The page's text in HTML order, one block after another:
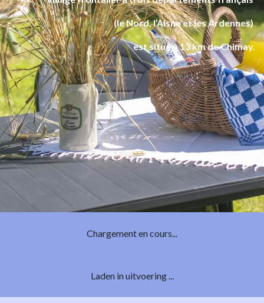
(le Nord, l’Aisne et les Ardennes)
est situé à 13 km de Chimay.
Chargement en cours...
Laden in uitvoering ...